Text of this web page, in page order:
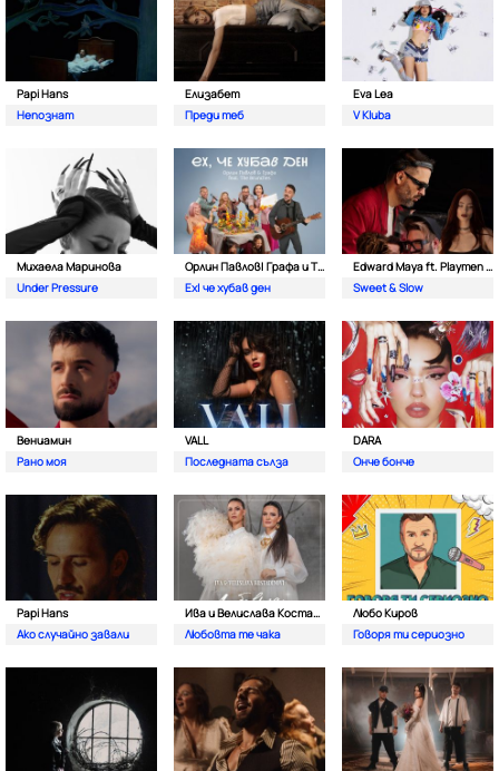
Papi Hans
Непознат
Елизабет
Преди теб
Eva Lea
V Kluba
Михаела Маринова
Under Pressure
Орлин Павлов| Графа и The Brunches
Ех| че хубав ден
Edward Maya ft. Playmen & Alma
Sweet & Slow
Вениамин
Рано моя
VALL
Последната сълза
DARA
Онче бонче
Papi Hans
Ако случайно завали
Ива и Велислава Костадинови
Любовта те чака
Любо Киров
Говоря ти сериозно